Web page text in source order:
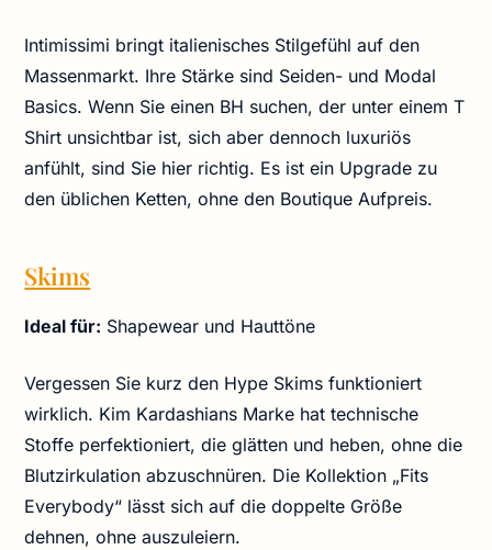
Intimissimi bringt italienisches Stilgefühl auf den
Massenmarkt. Ihre Stärke sind Seiden- und Modal
Basics. Wenn Sie einen BH suchen, der unter einem T
Shirt unsichtbar ist, sich aber dennoch luxuriös
anfühlt, sind Sie hier richtig. Es ist ein Upgrade zu
den üblichen Ketten, ohne den Boutique Aufpreis.
Skims
Ideal für: Shapewear und Hauttöne
Vergessen Sie kurz den Hype Skims funktioniert
wirklich. Kim Kardashians Marke hat technische
Stoffe perfektioniert, die glätten und heben, ohne die
Blutzirkulation abzuschnüren. Die Kollektion „Fits
Everybody“ lässt sich auf die doppelte Größe
dehnen, ohne auszuleiern.